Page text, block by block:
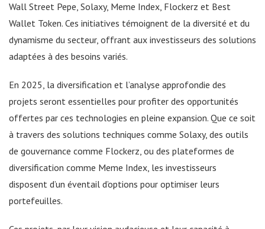
Wall Street Pepe, Solaxy, Meme Index, Flockerz et Best
Wallet Token. Ces initiatives témoignent de la diversité et du
dynamisme du secteur, offrant aux investisseurs des solutions
adaptées à des besoins variés.
En 2025, la diversification et l’analyse approfondie des
projets seront essentielles pour profiter des opportunités
offertes par ces technologies en pleine expansion. Que ce soit
à travers des solutions techniques comme Solaxy, des outils
de gouvernance comme Flockerz, ou des plateformes de
diversification comme Meme Index, les investisseurs
disposent d’un éventail d’options pour optimiser leurs
portefeuilles.